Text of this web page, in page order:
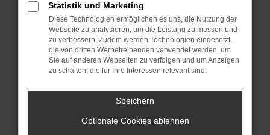
Betriebssystem auf dem neuesten Stand
sind.
Veraltete Software birgt nicht nur ein
Sicherheitsrisiko, sondern kann auch dazu
führen, dass bestimmte Funktionen nicht mehr
unterstützt werden.
Wende dich an den Webseitenbetreiber.
Wenn du alle oben genannten Schritte versucht
hast, kontaktiere uns bitte. Wir werden
Statistik und Marketing
Diese Technologien ermöglichen es uns, die Nutzung der
Webseite zu analysieren, um die Leistung zu messen und
zu verbessern. Zudem werden Technologien eingesetzt,
die von dritten Werbetreibenden verwendet werden, um
Sie auf anderen Webseiten zu verfolgen und um Anzeigen
zu schalten, die für Ihre Interessen relevant sind.
Speichern
Optionale Cookies ablehnen